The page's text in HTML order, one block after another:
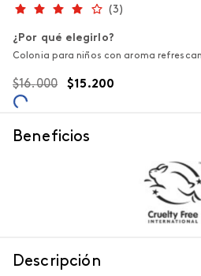
(3)
¿Por qué elegirlo?
Colonia para niños con aroma
$16.000 $15.200
Beneficios
Descripción